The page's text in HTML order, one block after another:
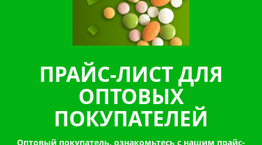
ПРАЙС-ЛИСТ ДЛЯ
ОПТОВЫХ
ПОКУПАТЕЛЕЙ
Оптовый покупатель, ознакомьтесь с нашим прайс-